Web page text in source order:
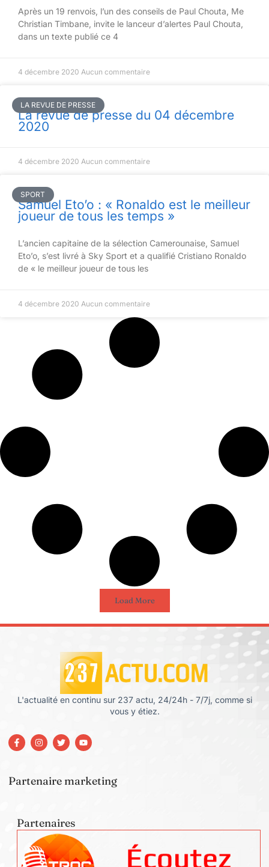
Après un 19 renvois, l’un des conseils de Paul Chouta, Me
Christian Timbane, invite le lanceur d’alertes Paul Chouta,
dans un texte publié ce 4
4 décembre 2020 Aucun commentaire
LA REVUE DE PRESSE
La revue de presse du 04 décembre
2020
4 décembre 2020 Aucun commentaire
SPORT
Samuel Eto’o : « Ronaldo est le meilleur
joueur de tous les temps »
L’ancien capitaine de la sélection Camerounaise, Samuel
Eto’o, s’est livré à Sky Sport et a qualifié Cristiano Ronaldo
de « le meilleur joueur de tous les
4 décembre 2020 Aucun commentaire
Load More
L'actualité en continu sur 237 actu, 24/24h - 7/7j, comme si
vous y étiez.
Partenaire marketing
Partenaires